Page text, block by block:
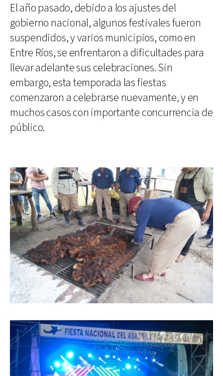
El año pasado, debido a los ajustes del
gobierno nacional, algunos festivales fueron
suspendidos, y varios municipios, como en
Entre Ríos, se enfrentaron a dificultades para
llevar adelante sus celebraciones. Sin
embargo, esta temporada las fiestas
comenzaron a celebrarse nuevamente, y en
muchos casos con importante concurrencia de
público.